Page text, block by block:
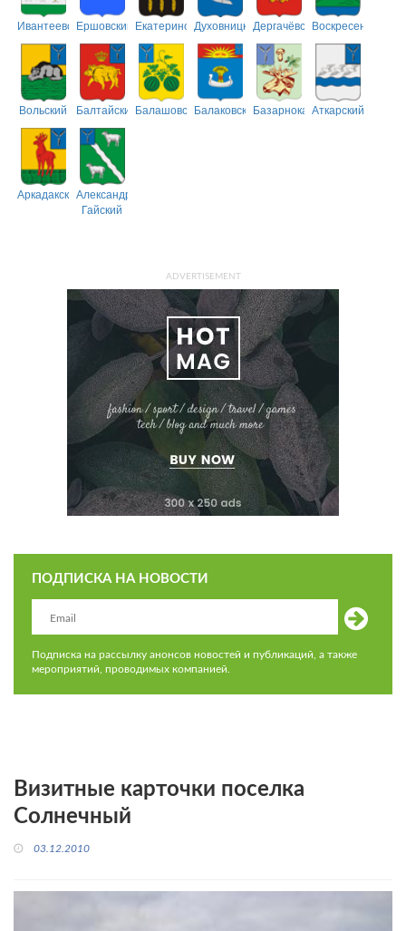
ИвантеевскийЕршовский ЕкатериновскийДуховницкийДергачёвскийВоскресенский
Вольский БалтайскийБалашовскийБалаковскийБазарнокарабулакский
Аткарский
АркадакскийАлександрово-
Гайский
ADVERTISEMENT
ПОДПИСКА НА НОВОСТИ
Подписка на рассылку анонсов новостей и публикаций, а также
мероприятий, проводимых компанией.
Визитные карточки поселка
Солнечный
03.12.2010